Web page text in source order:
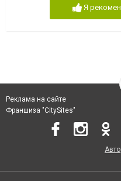
Я
Реклама на сайте
Франшиза "CitySites"